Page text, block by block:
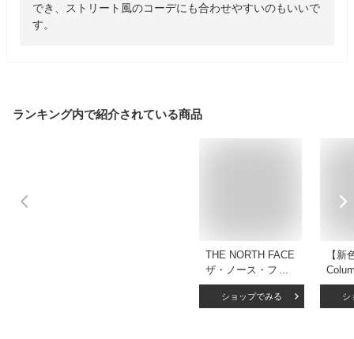
でき、ストリート風のコーデにも合わせやすいのもいいで
す。
ランキング内で紹介されている商品
THE NORTH FACE
ザ・ノース・フェイ
ス NPW12306
VENTURE JACKET
ショップでみる
【新
ア ウ
ザボ
シ